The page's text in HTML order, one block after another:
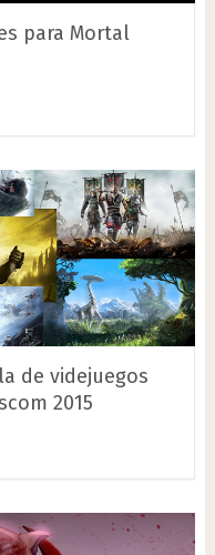
para Mortal
de videjuegos
2015